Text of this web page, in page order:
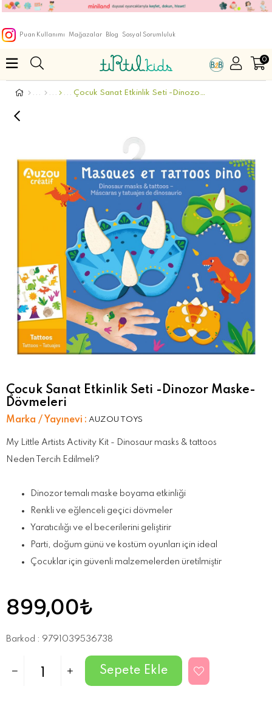
Puan Kullanımı Mağazalar Blog Sosyal Sorumluluk
0
Çocuk Sanat Etkinlik Seti -Dinozor Maske-Dövmeleri
Çocuk Sanat Etkinlik Seti -Dinozor Maske-
Dövmeleri
Marka / Yayınevi : AUZOU TOYS
My Little Artists Activity Kit - Dinosaur masks & tattoos
Neden Tercih Edilmeli?
Dinozor temalı maske boyama etkinliği
Renkli ve eğlenceli geçici dövmeler
Yaratıcılığı ve el becerilerini geliştirir
Parti, doğum günü ve kostüm oyunları için ideal
Çocuklar için güvenli malzemelerden üretilmiştir
899,00₺
Barkod : 9791039536738